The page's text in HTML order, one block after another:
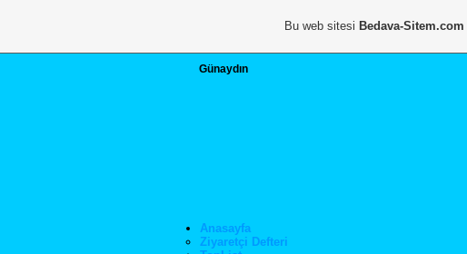
Günaydın
Anasayfa
Ziyaretçi Defteri
Bu web sitesi Bedava-Sitem.com